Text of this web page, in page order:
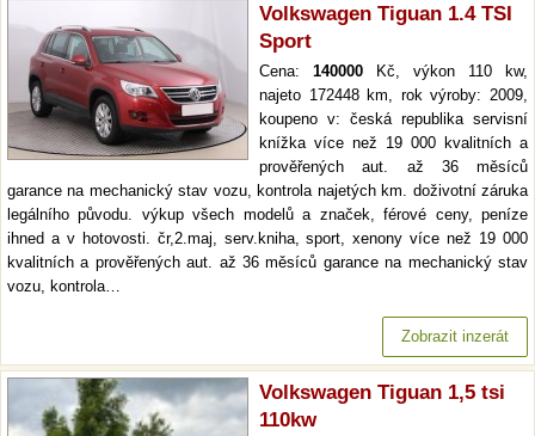
Volkswagen Tiguan 1.4 TSI
Sport
Cena: 140000 Kč, výkon 110 kw,
najeto 172448 km, rok výroby: 2009,
koupeno v: česká republika servisní
knížka více než 19 000 kvalitních a
prověřených aut. až 36 měsíců
garance na mechanický stav vozu, kontrola najetých km. doživotní záruka
legálního původu. výkup všech modelů a značek, férové ceny, peníze
ihned a v hotovosti. čr,2.maj, serv.kniha, sport, xenony více než 19 000
kvalitních a prověřených aut. až 36 měsíců garance na mechanický stav
vozu, kontrola…
Zobrazit inzerát
Volkswagen Tiguan 1,5 tsi
110kw